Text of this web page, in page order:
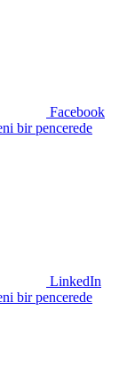
Facebook
bir pencerede
LinkedIn
bir pencerede